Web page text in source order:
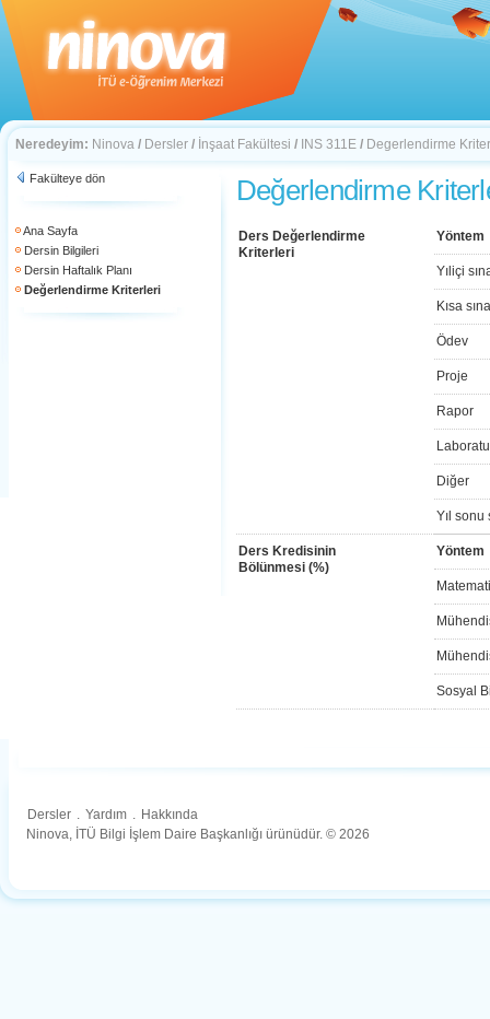
Neredeyim: Ninova / Dersler / İnşaat Fakültesi / INS 311E / Degerlendirme
Fakülteye dön
Ana Sayfa
Dersin Bilgileri
Dersin Haftalık Planı
Değerlendirme Kriterleri
Değerlendirme
Ders Değerlendirme
Kriterleri
Yöntem
Yıliçi
Kısa
Ödev
Proje
Rapor
Diğer
Yıl sonu
Ders Kredisinin
Bölünmesi (%)
Yöntem
Sosyal
Dersler . Yardım . Hakkında
Ninova, İTÜ Bilgi İşlem Daire Başkanlığı ürünüdür. © 2026